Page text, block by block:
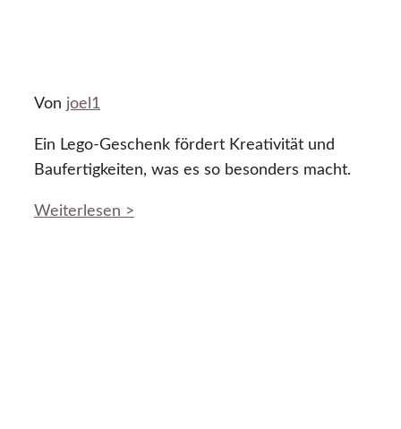
Von joel1
Ein Lego-Geschenk fördert Kreativität und
Baufertigkeiten, was es so besonders macht.
Weiterlesen >